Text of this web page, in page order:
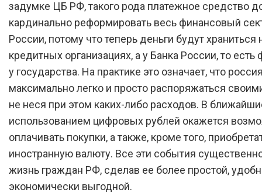
задумке ЦБ РФ, такого рода платежное средство
кардинально реформировать весь финансовый
России, потому что теперь деньги будут храниться
кредитных организациях, а у Банка России, то есть
у государства. На практике это означает, что
максимально легко и просто распоряжаться
не неся при этом каких-либо расходов. В
использованием цифровых рублей окажется
оплачивать покупки, а также, кроме того,
иностранную валюту. Все эти события
жизнь граждан РФ, сделав ее более простой,
экономически выгодной.